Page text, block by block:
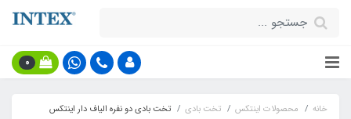
0
خانه محصولات اینتکس تخت بادی تخت بادی دو نفره الیاف دار اینتکس